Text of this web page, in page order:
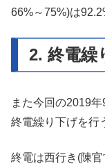
66%～75%)は
2. 終電繰
また今回の2019
終電繰り下げを行
終電は西行き(陳